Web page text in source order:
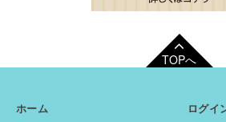
TOPへ
ホーム
ログイ